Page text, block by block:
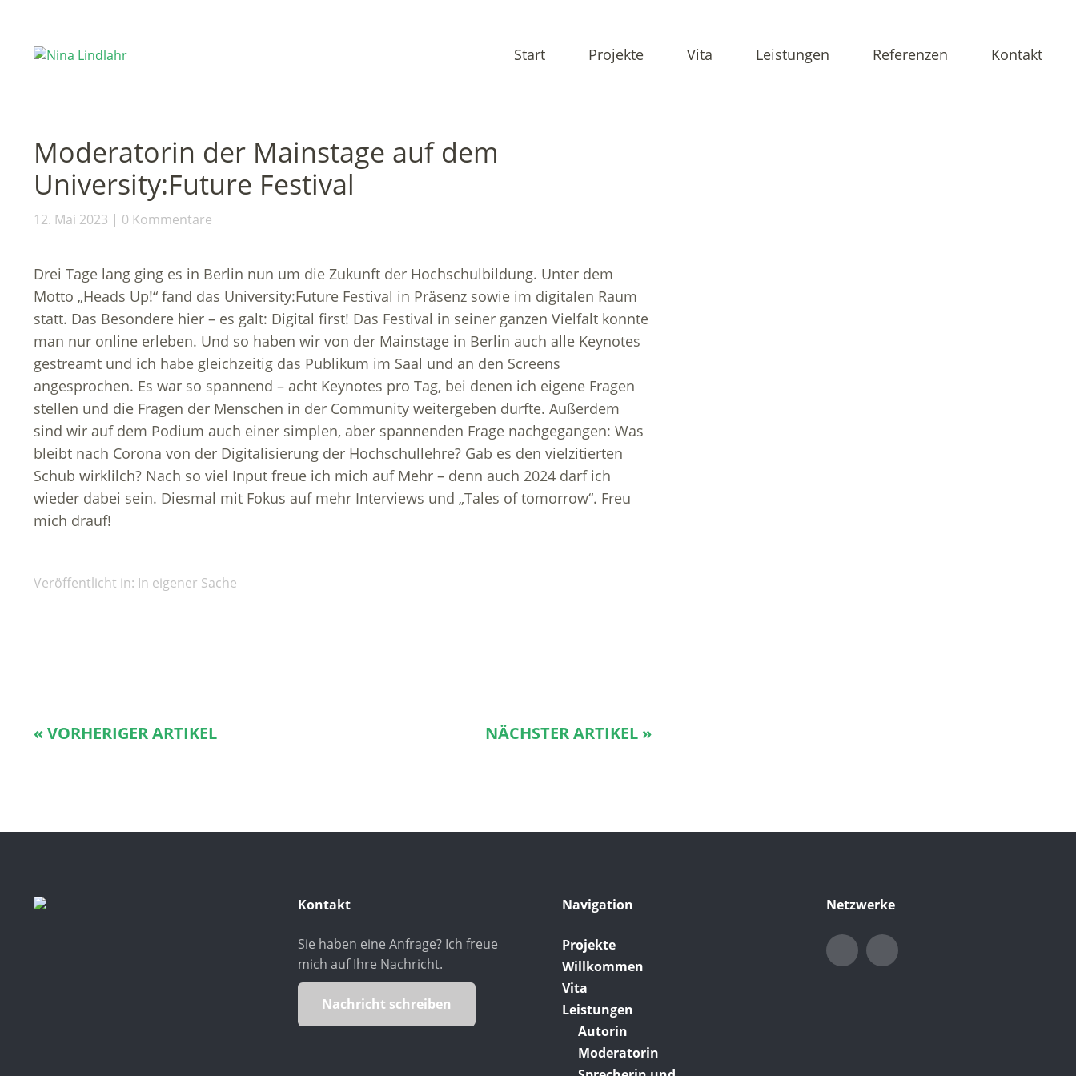
Start Projekte Vita Leistungen Referenzen Kontakt
Moderatorin der Mainstage auf dem
University:Future Festival
12. Mai 2023 0 Kommentare
Drei Tage lang ging es in Berlin nun um die Zukunft der Hochschulbildung. Unter dem
Motto „Heads Up!“ fand das University:Future Festival in Präsenz sowie im digitalen Raum
statt. Das Besondere hier – es galt: Digital first! Das Festival in seiner ganzen Vielfalt konnte
man nur online erleben. Und so haben wir von der Mainstage in Berlin auch alle Keynotes
gestreamt und ich habe gleichzeitig das Publikum im Saal und an den Screens
angesprochen. Es war so spannend – acht Keynotes pro Tag, bei denen ich eigene Fragen
stellen und die Fragen der Menschen in der Community weitergeben durfte. Außerdem
sind wir auf dem Podium auch einer simplen, aber spannenden Frage nachgegangen: Was
bleibt nach Corona von der Digitalisierung der Hochschullehre? Gab es den vielzitierten
Schub wirklilch? Nach so viel Input freue ich mich auf Mehr – denn auch 2024 darf ich
wieder dabei sein. Diesmal mit Fokus auf mehr Interviews und „Tales of tomorrow“. Freu
mich drauf!
Veröffentlicht in: In eigener Sache
NÄCHSTER ARTIKEL »
« VORHERIGER ARTIKEL
Kontakt
Sie haben eine Anfrage? Ich freue
mich auf Ihre Nachricht.
Nachricht schreiben
Navigation
Projekte
Willkommen
Vita
Leistungen
Autorin
Moderatorin
Netzwerke
LinkedIn